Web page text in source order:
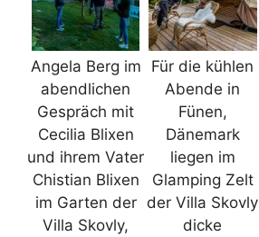
Angela Berg im
abendlichen
Gespräch mit
Cecilia Blixen
und ihrem Vater
Chistian Blixen
im Garten der
Villa Skovly,
Für die kühlen
Abende in
Fünen,
Dänemark
liegen im
Glamping Zelt
der Villa Skovly
dicke